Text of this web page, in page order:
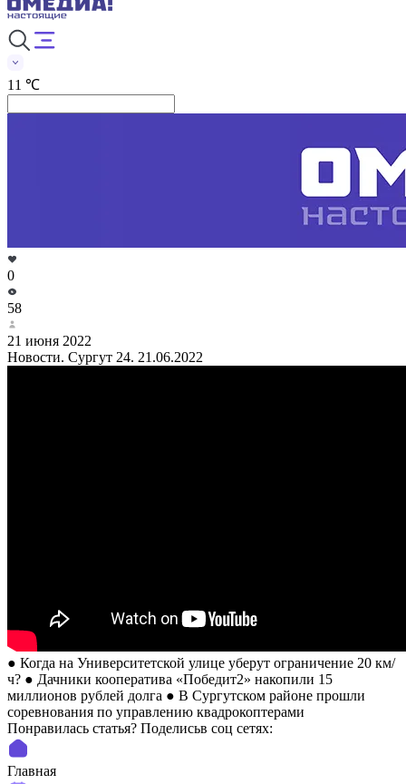
11 ℃
0
58
21 июня 2022
Новости. Сургут 24. 21.06.2022
● Когда на Университетской улице уберут ограничение 20 км/
ч? ● Дачники кооператива «Победит2» накопили 15
миллионов рублей долга ● В Сургутском районе прошли
соревнования по управлению квадрокоптерами
Понравилась статья? Поделиcьв соц сетях:
Главная